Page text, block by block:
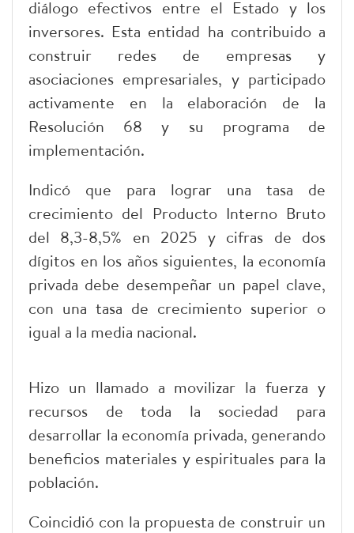
diálogo efectivos entre el Estado y los
inversores. Esta entidad ha contribuido a
construir redes de empresas y
asociaciones empresariales, y participado
activamente en la elaboración de la
Resolución 68 y su programa de
implementación.
Indicó que para lograr una tasa de
crecimiento del Producto Interno Bruto
del 8,3-8,5% en 2025 y cifras de dos
dígitos en los años siguientes, la economía
privada debe desempeñar un papel clave,
con una tasa de crecimiento superior o
igual a la media nacional.
Hizo un llamado a movilizar la fuerza y
recursos de toda la sociedad para
desarrollar la economía privada, generando
beneficios materiales y espirituales para la
población.
Coincidió con la propuesta de construir un